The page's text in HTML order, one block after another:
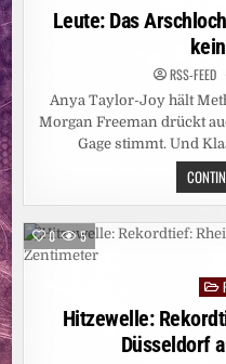
Leute: Das
RSS-FEED
Anya Taylor-Joy hält
Morgan Freeman drückt
Gage stimmt. Und
0 5
Hitzewelle:
Düsseldorf